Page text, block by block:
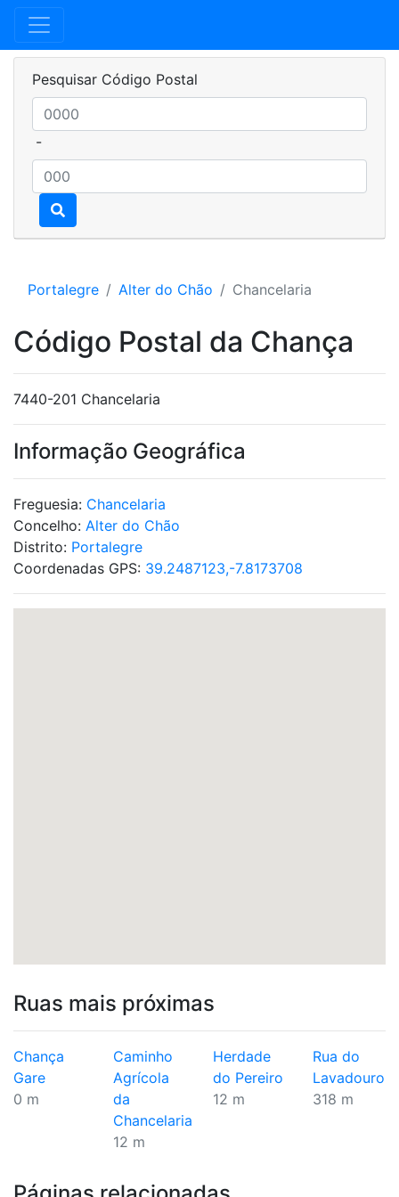
Pesquisar Código Postal
-
Portalegre Alter do Chão Chancelaria
Código Postal da Chança
7440-201 Chancelaria
Informação Geográfica
Freguesia: Chancelaria
Concelho: Alter do Chão
Distrito: Portalegre
Coordenadas GPS: 39.2487123,-7.8173708
Ruas mais próximas
Chança
Gare
0 m
Caminho
Agrícola
da
Chancelaria
12 m
Herdade
do Pereiro
12 m
Rua do
Lavadouro
318 m